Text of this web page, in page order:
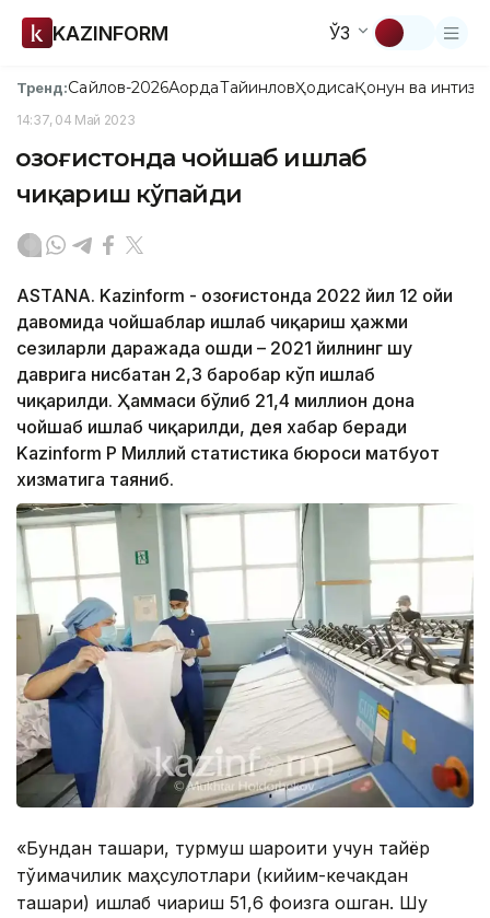
KAZINFORM ЎЗ
Тренд:Сайлов-2026АқордаТайинловҲодисаҚонун ва
14:37, 04 Май 2023
Қозоғистонда чойшаб ишлаб
чиқариш кўпайди
ASTANA. Kazinform - Қозоғистонда 2022 йил 12 ойи
давомида чойшаблар ишлаб чиқариш ҳажми
сезиларли даражада ошди – 2021 йилнинг шу
даврига нисбатан 2,3 баробар кўп ишлаб
чиқарилди. Ҳаммаси бўлиб 21,4 миллион дона
чойшаб ишлаб чиқарилди, дея хабар беради
Kazinform ҚР Миллий статистика бюроси матбуот
хизматига таяниб.
«Бундан ташқари, турмуш шароити учун тайёр
тўқимачилик маҳсулотлари (кийим-кечакдан
ташқари) ишлаб чиқариш 51,6 фоизга ошган. Шу